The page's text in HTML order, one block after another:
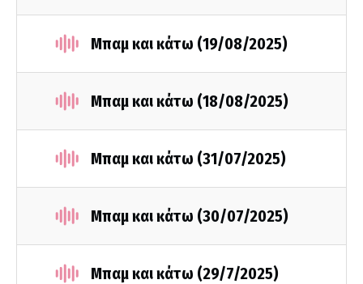
Μπαμ και κάτω (19/08/2025)
Μπαμ και κάτω (18/08/2025)
Μπαμ και κάτω (31/07/2025)
Μπαμ και κάτω (30/07/2025)
Μπαμ και κάτω (29/7/2025)